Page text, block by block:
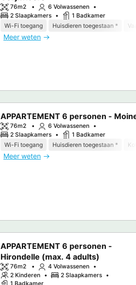
76m2
6 Volwassenen
2 Slaapkamers
1 Badkamer
Wi-Fi toegang
Huisdieren toegestaan *
Meer weten
APPARTEMENT 6 personen -
76m2
6 Volwassenen
2 Slaapkamers
1 Badkamer
Wi-Fi toegang
Huisdieren toegestaan *
Meer weten
APPARTEMENT 6 personen -
Hirondelle (max. 4 adults)
76m2
4 Volwassenen
2 Kinderen
2 Slaapkamers
1 Badkamer